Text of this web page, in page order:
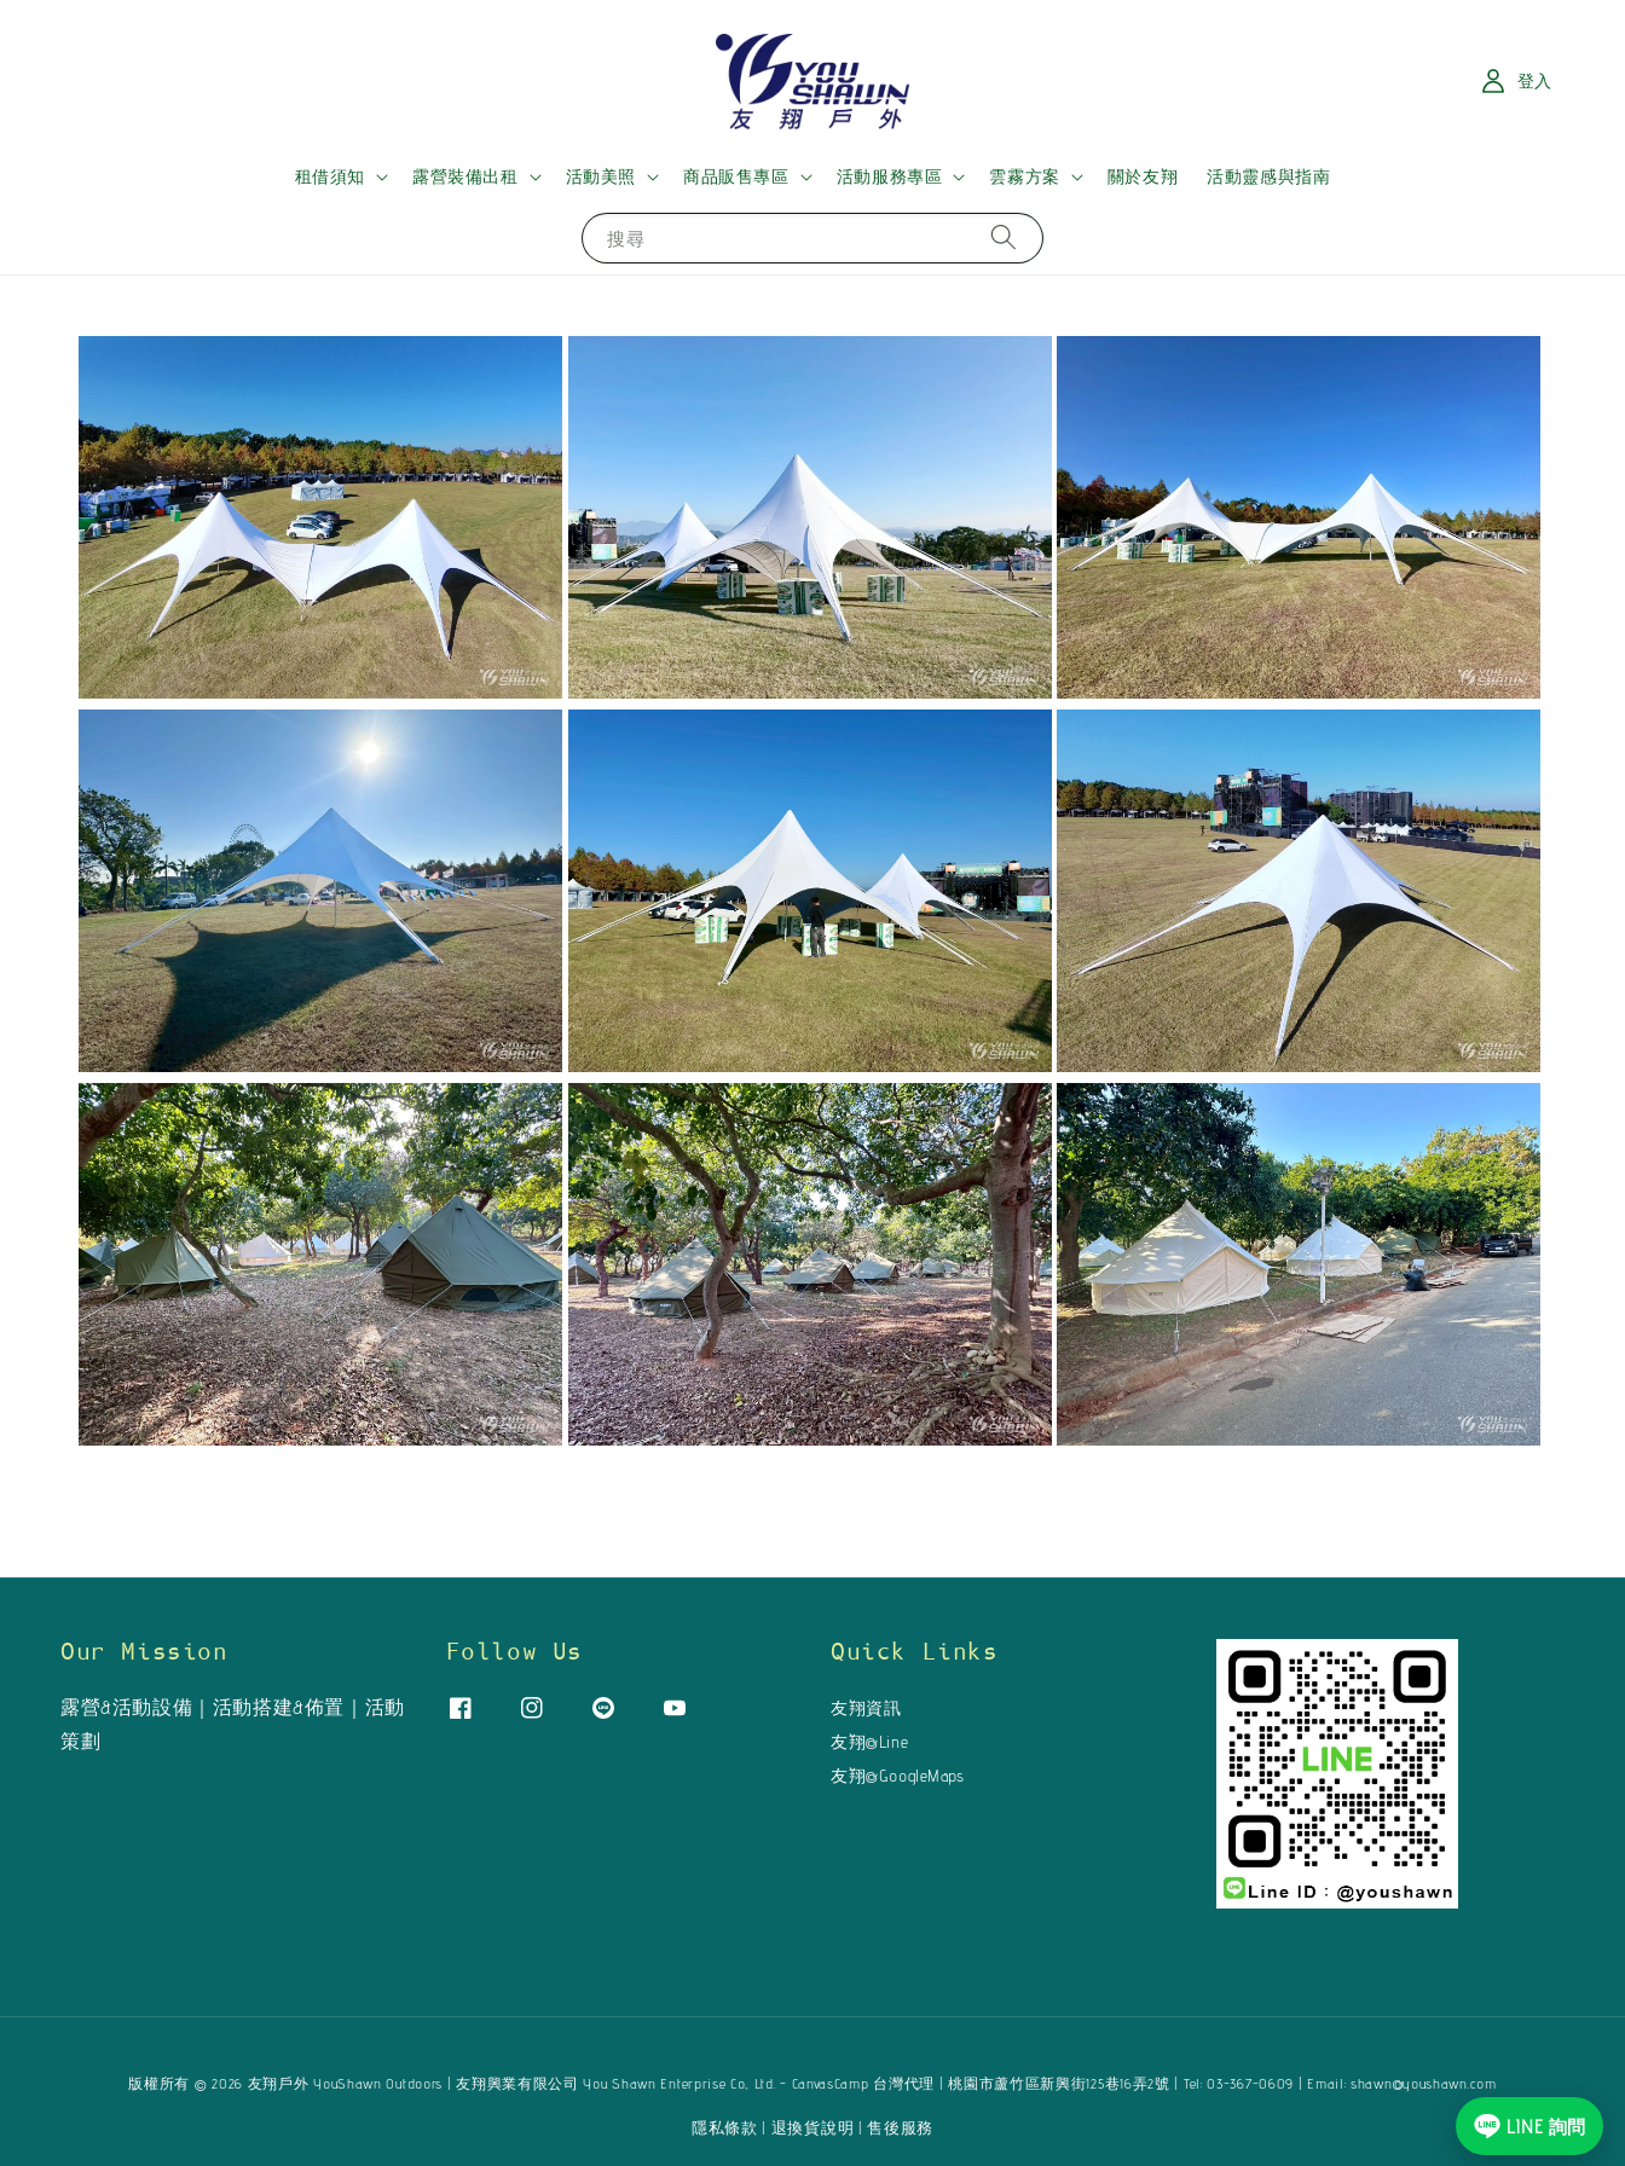
搜尋
租借須知 露營裝備出租 活動美照 商品販售專區 活動服務專區 雲霧方案 關於友翔 活動靈感與指南
登入
Our Mission
露營&活動設備｜活動搭建&佈置｜活動
策劃
Follow Us Quick Links
友翔資訊
友翔@Line
友翔@GoogleMaps
版權所有 © 2026 友翔戶外 YouShawn Outdoors | 友翔興業有限公司 You Shawn Enterprise Co., Ltd. - CanvasCamp 台灣代理 | 桃園市蘆竹區新興街125巷16弄2號 | Tel: 03-367-0609 | Email: shawn@youshawn.com
隱私條款 退換貨說明 |售後服務 LINE 詢問